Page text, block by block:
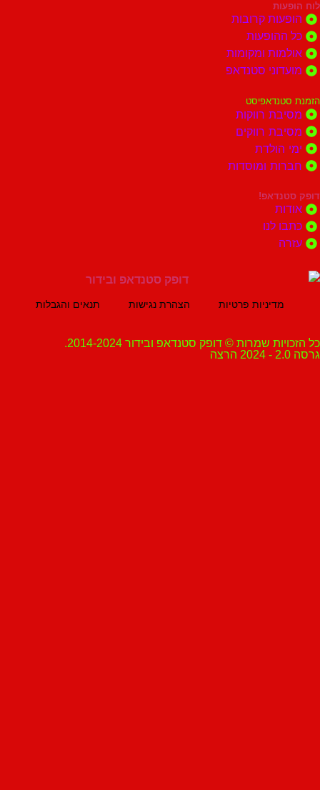
קרובות
ומקומות
סטנדאפ
רווקות
רווקים
ומוסדות
לנו
מדיניות פרטיות הצהרת נגישות תנאים והגבלות
שמרות © דופק סטנדאפ ובידור 2014-2024.